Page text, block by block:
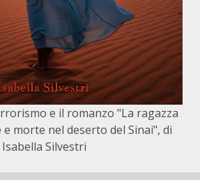
e il romanzo "La ragazza
morte nel deserto del Sinai", di
Isabella Silvestri